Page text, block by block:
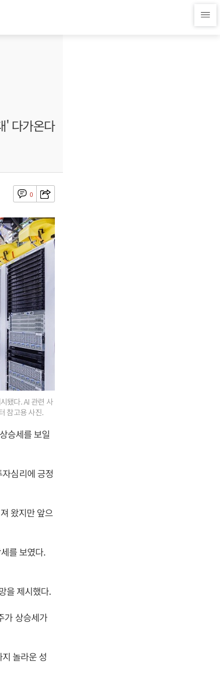
' 다가온다
0
됐다. AI 관련 사
참고용 사진.
승세를 보일
심리에 긍정
왔지만 앞으
를 보였다.
을 제시했다.
가 상승세가
놀라운 성